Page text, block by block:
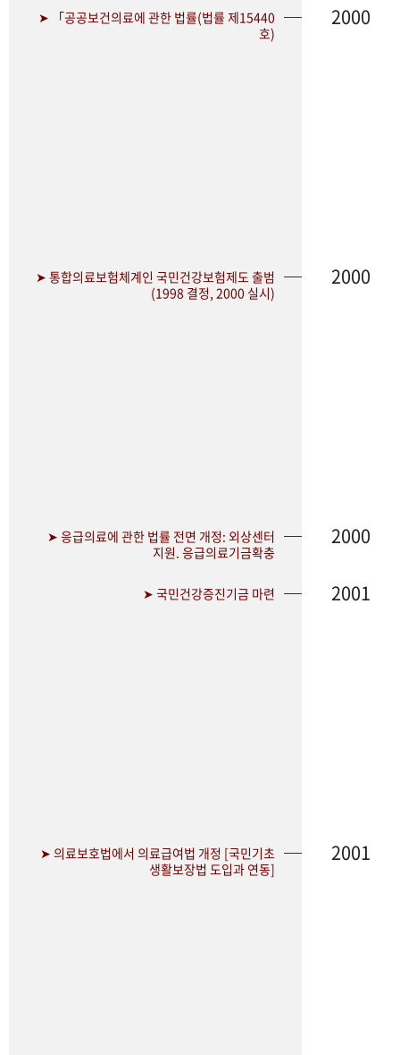
➤ 「공공보건의료에 관한 법률(법률 제15440
호)
2000
➤ 통합의료보험체계인 국민건강보험제도 출범
(1998 결정, 2000 실시)
2000
➤ 응급의료에 관한 법률 전면 개정: 외상센터
지원. 응급의료기금확충
2000
➤ 국민건강증진기금 마련 2001
➤ 의료보호법에서 의료급여법 개정 [국민기초
생활보장법 도입과 연동]
2001